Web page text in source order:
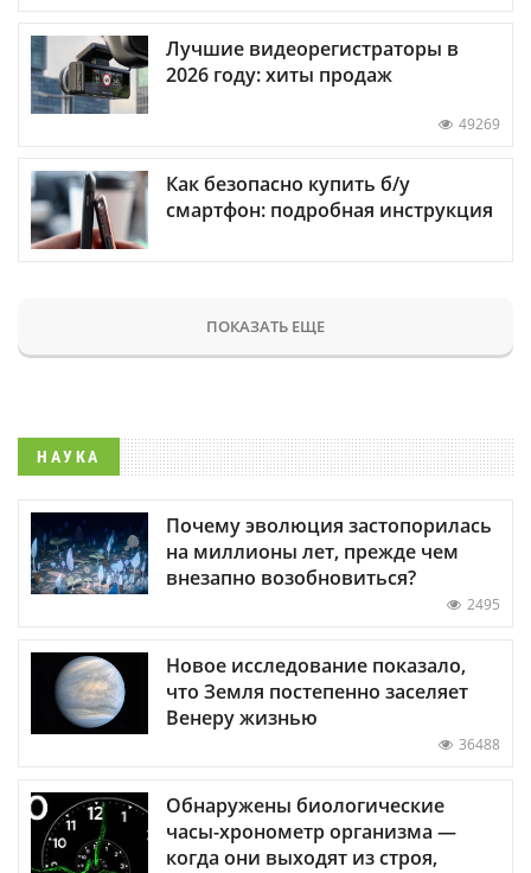
Лучшие видеорегистраторы в
2026 году: хиты продаж
49269
Как безопасно купить б/у
смартфон: подробная инструкция
ПОКАЗАТЬ ЕЩЕ
НАУКА
Почему эволюция застопорилась
на миллионы лет, прежде чем
внезапно возобновиться?
2495
Новое исследование показало,
что Земля постепенно заселяет
Венеру жизнью
36488
Обнаружены биологические
часы-хронометр организма —
когда они выходят из строя,